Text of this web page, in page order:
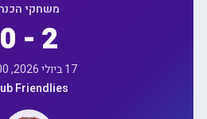
משחקי הכנה
0 - 2
17 ביולי 2026, 10:00
Club Friendlies